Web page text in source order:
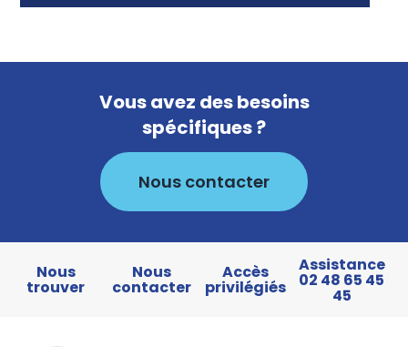
Vous avez des besoins
spécifiques ?
Nous contacter
Nous
trouver
Nous
contacter
Accès
privilégiés
Assistance
02 48 65 45
45